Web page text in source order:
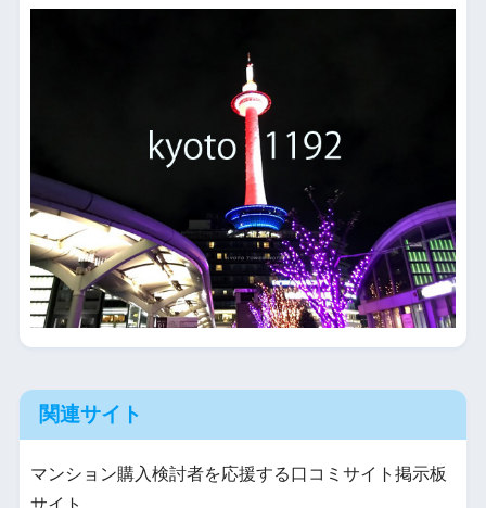
関連サイト
マンション購入検討者を応援する口コミサイト掲示板